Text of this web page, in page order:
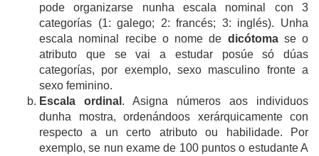
pode organizarse nunha escala nominal con 3
categorías (1: galego; 2: francés; 3: inglés). Unha
escala nominal recibe o nome de dicótomase o
atributo que se vai a estudar posúe só dúas
categorías, por exemplo, sexo masculino fronte a
sexo feminino.
Escala ordinal . Asigna números aos individuos
dunha mostra, ordenándoos xerárquicamente con
respecto a un certo atributo ou habilidade. Por
exemplo, se nun exame de 100 puntos o estudante A